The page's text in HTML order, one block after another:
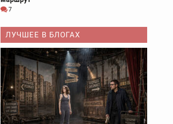
7
ЛУЧШЕЕ В БЛОГАХ